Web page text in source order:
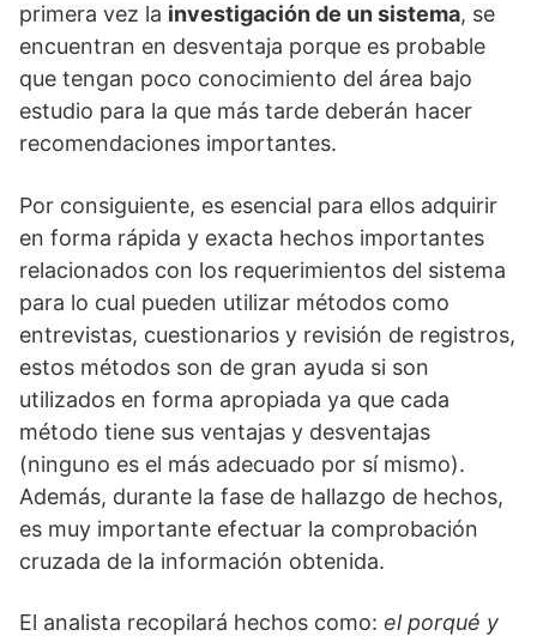
primera vez la investigación de un sistema, se
encuentran en desventaja porque es probable
que tengan poco conocimiento del área bajo
estudio para la que más tarde deberán hacer
recomendaciones importantes.
Por consiguiente, es esencial para ellos adquirir
en forma rápida y exacta hechos importantes
relacionados con los requerimientos del sistema
para lo cual pueden utilizar métodos como
entrevistas, cuestionarios y revisión de registros,
estos métodos son de gran ayuda si son
utilizados en forma apropiada ya que cada
método tiene sus ventajas y desventajas
(ninguno es el más adecuado por sí mismo).
Además, durante la fase de hallazgo de hechos,
es muy importante efectuar la comprobación
cruzada de la información obtenida.
El analista recopilará hechos como: el porqué y